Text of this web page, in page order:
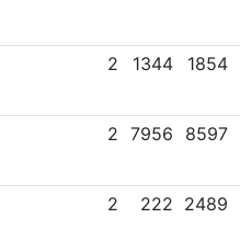
2 1344 1854
2 7956 8597
2 222 2489